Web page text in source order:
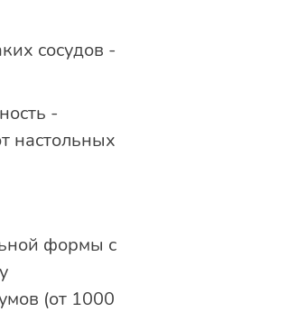
сосудов -
-
настольных
формы с
(от 1000